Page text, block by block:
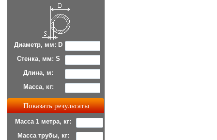
Диаметр, мм: D
Стенка, мм: S
Длина, м:
Масса, кг:
Масса 1 метра, кг:
Масса трубы, кг: